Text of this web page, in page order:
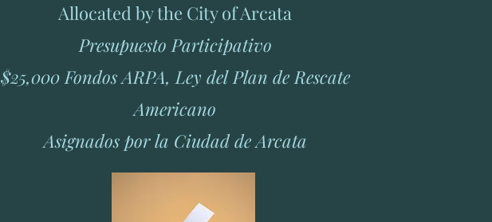
Allocated by the City of Arcata​
Presupuesto Participativo
$25,000 Fondos ARPA, Ley del Plan de Rescate
Americano
Asignados por la Ciudad de Arcata​